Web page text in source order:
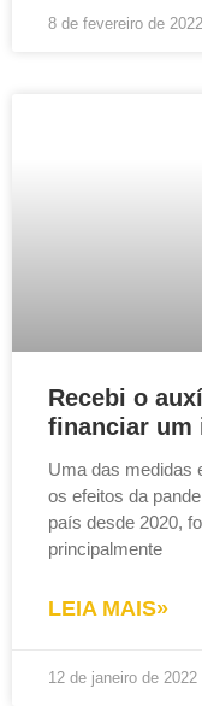
8 de fevereiro de 2022
Recebi o
financiar um
Uma das medidas
os efeitos da
país desde 2020,
principalmente
LEIA MAIS»
12 de janeiro de 2022